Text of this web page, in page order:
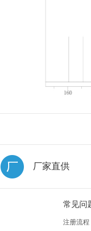
厂家直供
常见问
注册流程